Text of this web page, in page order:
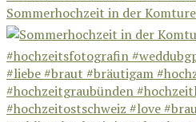
Sommerhochzeit in der